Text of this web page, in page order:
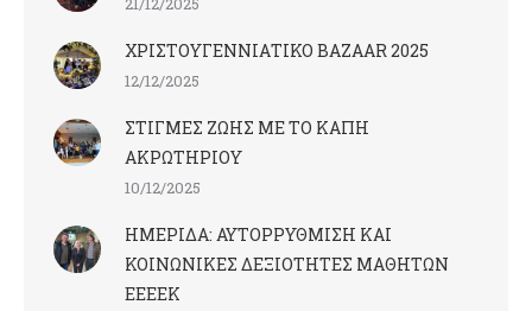
ΧΡΙΣΤΟΥΓΕΝΝΙΑΤΙΚΟ BAZAAR 2025
12/12/2025
ΣΤΙΓΜΕΣ ΖΩΗΣ ΜΕ ΤΟ ΚΑΠΗ
ΑΚΡΩΤΗΡΙΟΥ
10/12/2025
ΗΜΕΡΙΔΑ: ΑΥΤΟΡΡΥΘΜΙΣΗ ΚΑΙ
ΚΟΙΝΩΝΙΚΕΣ ΔΕΞΙΟΤΗΤΕΣ ΜΑΘΗΤΩΝ
ΕΕΕΕΚ